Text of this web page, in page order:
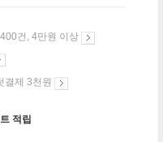
건, 4만원 이상
결제 3천원
적립